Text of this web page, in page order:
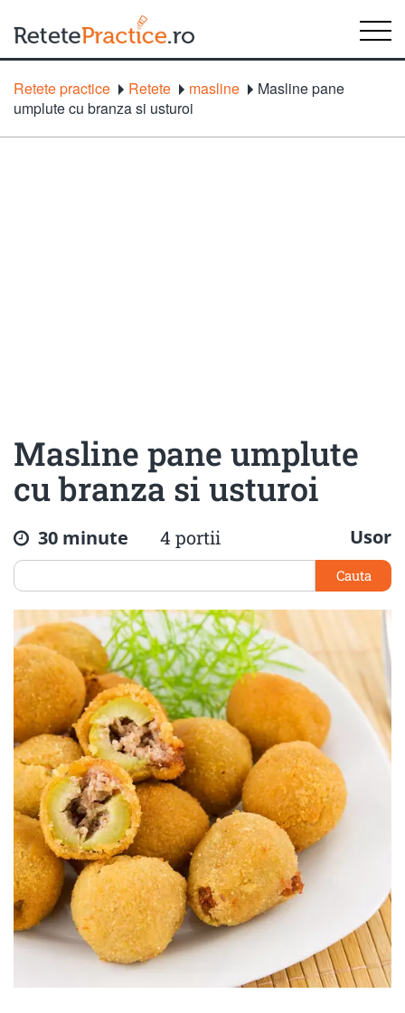
Retete practice Retete masline
Masline pane
umplute cu branza si usturoi
Masline pane umplute
cu branza si usturoi
30 minute 4 portii Usor
Cauta